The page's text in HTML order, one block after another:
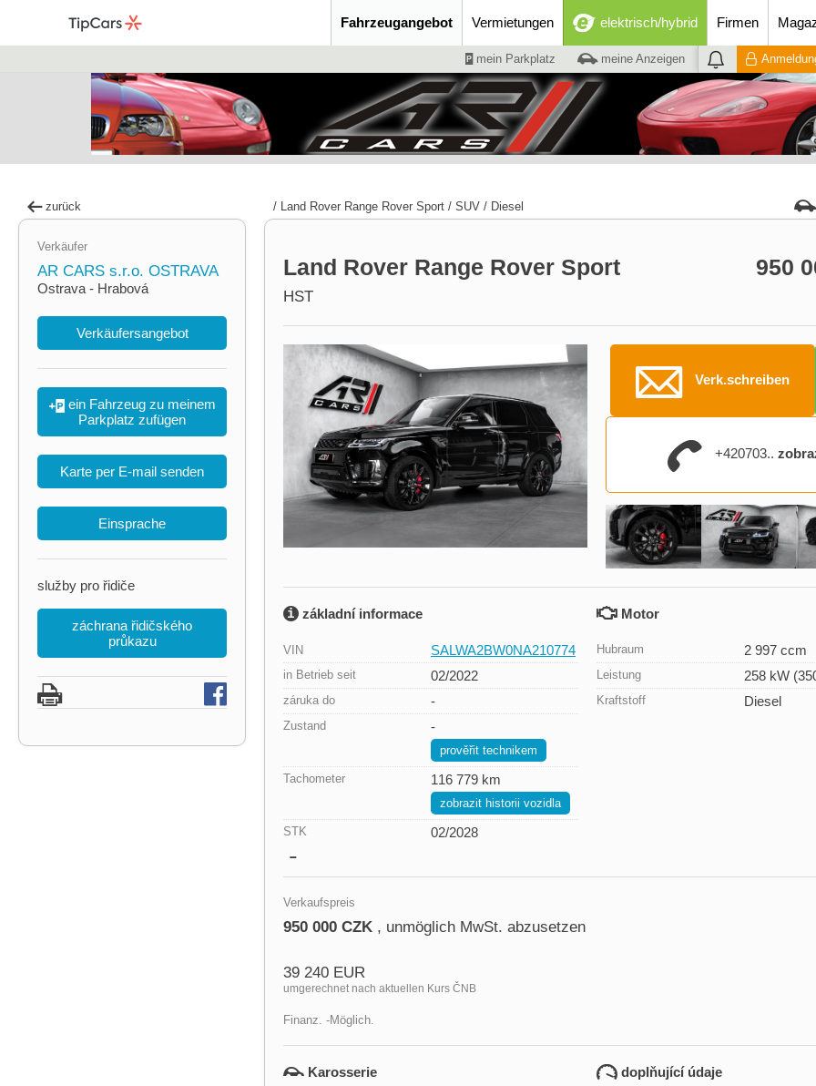
Fahrzeugangebot Vermietungen elektrisch/hybrid Firmen
mein Parkplatz meine Anzeigen
zurück / Land Rover Range Rover Sport / SUV / Diesel
Land Rover Range Rover Sport
HST
950
Verk.schreiben
+420703..
základní informace
VIN SALWA2BW0NA210774
in Betrieb seit 02/2022
záruka do -
Zustand -
prověřit technikem
Tachometer 116 779 km
zobrazit historii vozidla
STK 02/2028
Motor
Hubraum 2 997 ccm
Leistung 258 kW
Kraftstoff Diesel
Verkaufspreis
950 000 CZK , unmöglich MwSt. abzusetzen
39 240 EUR
umgerechnet nach aktuellen Kurs ČNB
Finanz. -Möglich.
Karosserie doplňující údaje
Verkäufer
AR CARS s.r.o. OSTRAVA
Ostrava - Hrabová
Verkäufersangebot
ein Fahrzeug zu meinem
Parkplatz zufügen
Karte per E-mail senden
Einsprache
služby pro řidiče
záchrana řidičského
průkazu